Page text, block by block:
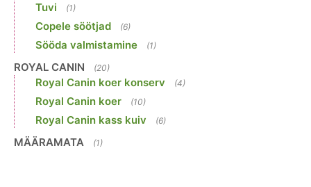
Tuvi (1)
Copele söötjad (6)
Sööda valmistamine (1)
ROYAL CANIN (20)
Royal Canin koer konserv (4)
Royal Canin koer (10)
Royal Canin kass kuiv (6)
MÄÄRAMATA (1)